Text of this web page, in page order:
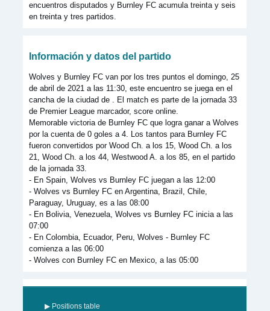
encuentros disputados y Burnley FC acumula treinta y seis
en treinta y tres partidos.
Información y datos del partido
Wolves y Burnley FC van por los tres puntos el domingo, 25
de abril de 2021 a las 11:30, este encuentro se juega en el
cancha de la ciudad de . El match es parte de la jornada 33
de Premier League marcador, score online.
Memorable victoria de Burnley FC que logra ganar a Wolves
por la cuenta de 0 goles a 4. Los tantos para Burnley FC
fueron convertidos por Wood Ch. a los 15, Wood Ch. a los
21, Wood Ch. a los 44, Westwood A. a los 85, en el partido
de la jornada 33.
- En Spain, Wolves vs Burnley FC juegan a las 12:00
- Wolves vs Burnley FC en Argentina, Brazil, Chile,
Paraguay, Uruguay, es a las 08:00
- En Bolivia, Venezuela, Wolves vs Burnley FC inicia a las
07:00
- En Colombia, Ecuador, Peru, Wolves - Burnley FC
comienza a las 06:00
- Wolves con Burnley FC en Mexico, a las 05:00
▶ Positions table